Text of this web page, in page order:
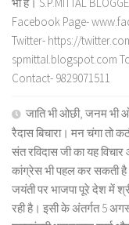
Facebook Page-
Twitter- https://
spmittal.blogspot.com
Contact- 9829071511
जाति भी ओछी, जनम भी
रैदास बिचारा। मन चंगा तो
संत रविदास जी का यह
कांग्रेस भी पहल कर सकती
जयंती पर भाजपा पूरे देश में
रही है। इसी के अंतर्गत 5